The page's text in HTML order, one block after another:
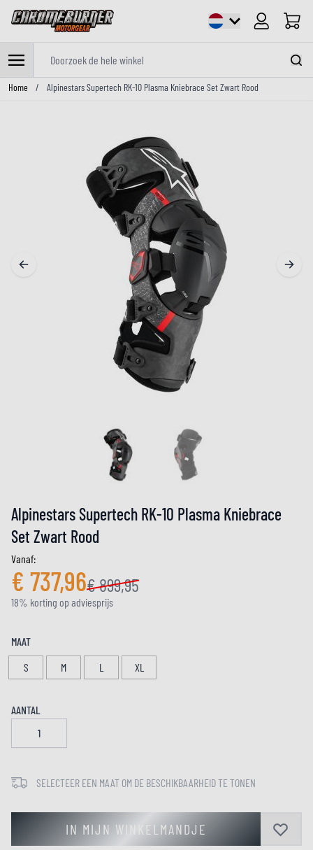
Cart
Ga naar de inhoud
Home / Alpinestars Supertech RK-10 Plasma Kniebrace Set Zwart Rood
Alpinestars Supertech RK-10 Plasma Kniebrace
Set Zwart Rood
Vanaf:
€ 737,96€ 899,95
18% korting op adviesprijs
MAAT
S
M L XL
AANTAL
SELECTEER EEN MAAT OM DE BESCHIKBAARHEID TE TONEN
IN MIJN WINKELMANDJE